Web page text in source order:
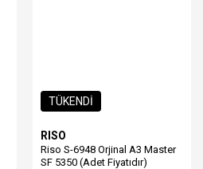
TÜKENDİ
RISO
Riso S-6948 Orjinal A3 Master
SF 5350 (Adet Fiyatıdır)